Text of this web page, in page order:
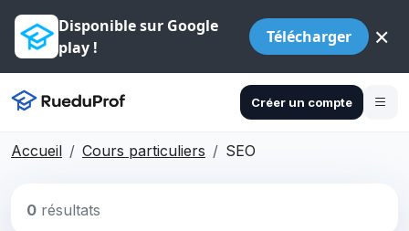
Disponible sur Google
play !
Télécharger ×
Créer un compte
Accueil Cours particuliers SEO
0 résultats